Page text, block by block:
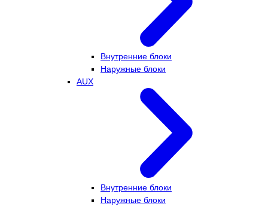
Внутренние блоки
Наружные блоки
AUX
Внутренние блоки
Наружные блоки